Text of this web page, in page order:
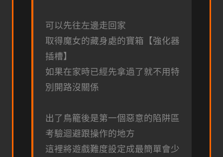
可以先往左邊走回家
取得魔女的藏身處的寶箱【強化器
插槽】
如果在家時已經先拿過了就不用特
別開路沒關係
出了鳥籠後是第一個惡意的陷阱區
考驗迴避跟操作的地方
這裡將遊戲難度設定成最簡單會少